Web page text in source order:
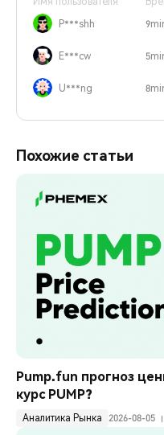
P***shh
E***cw
U***ng
Похожие статьи
Pump.fun прогноз
курс PUMP?
Аналитика Рынка 2026-08-05